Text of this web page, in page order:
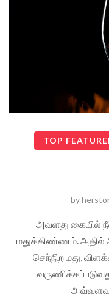
TOP
by
அவளது கையில்
மதுக்கிண்ணம். அதில்
செந்நிற மது,